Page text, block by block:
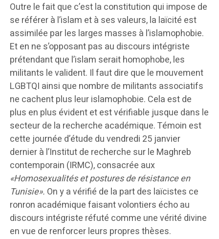
Outre le fait que c’est la constitution qui impose de
se référer à l’islam et à ses valeurs, la laïcité est
assimilée par les larges masses à l’islamophobie.
Et en ne s’opposant pas au discours intégriste
prétendant que l’islam serait homophobe, les
militants le valident. Il faut dire que le mouvement
LGBTQI ainsi que nombre de militants associatifs
ne cachent plus leur islamophobie. Cela est de
plus en plus évident et est vérifiable jusque dans le
secteur de la recherche académique. Témoin est
cette journée d’étude du vendredi 25 janvier
dernier à l’Institut de recherche sur le Maghreb
contemporain (IRMC), consacrée aux
«Homosexualités et postures de résistance en
Tunisie». On y a vérifié de la part des laïcistes ce
ronron académique faisant volontiers écho au
discours intégriste réfuté comme une vérité divine
en vue de renforcer leurs propres thèses.